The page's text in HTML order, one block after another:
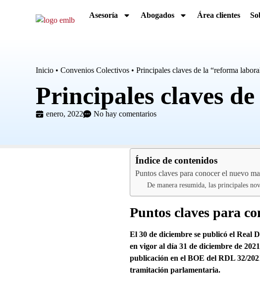
Asesoría Abogados Área clientes
Inicio • Convenios Colectivos • Principales claves de la “reforma
Principales claves
enero, 2022 No hay comentarios
Índice de contenidos
Puntos claves para conocer el nuevo
De manera resumida, las principales
Puntos claves para
El 30 de diciembre se publicó el Real
en vigor al día 31 de diciembre de
publicación en el BOE del RDL 32/
tramitación parlamentaria.